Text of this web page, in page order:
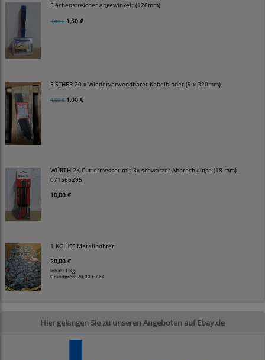
Flächenstreicher abgewinkelt (120mm)
5,00 € 1,50 €
FISCHER 20 x Wiederverwendbarer Kabelbinder (9 x 320mm)
4,00 € 1,00 €
WÜRTH 2K Cuttermesser mit 3x schwarzer Abbrechklinge (18 mm) –
071566295
10,00 €
1 KG HSS Metallbohrer
20,00 €
Inhalt: 1 Kg
Grundpreis: 20,00 € / Kg
Hier gelangen Sie zu unseren Angeboten auf Ebay.de